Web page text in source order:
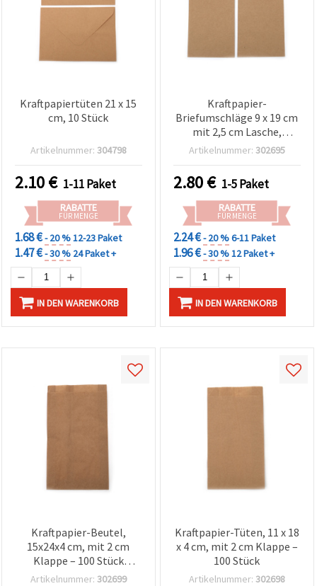
Kraftpapiertüten 21 x 15
cm, 10 Stück
Artikelnummer: 304798
2.10€ 1-11 Paket
RABATTE
FÜR MENGE
1.68 €- 20 %12-23 Paket
1.47 €- 30 % 24 Paket +
IN DEN WARENKORB
Kraftpapier-
Briefumschläge 9 x 19 cm
mit 2,5 cm Lasche,
Packung mit 20 Stück –
Scrapbooking
Artikelnummer: 302695
2.80€ 1-5 Paket
RABATTE
FÜR MENGE
2.24 €- 20 %6-11 Paket
1.96 €- 30 %12 Paket +
IN DEN WARENKORB
Kraftpapier-Beutel,
15x24x4 cm, mit 2 cm
Klappe – 100 Stück
Basteltüten
Artikelnummer: 302699
Kraftpapier-Tüten, 11 x 18
x 4 cm, mit 2 cm Klappe –
100 Stück
Artikelnummer: 302698